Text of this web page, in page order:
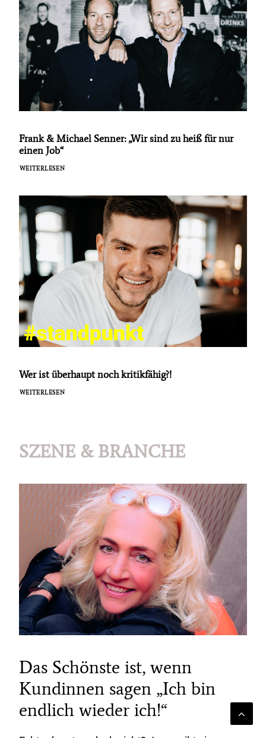
Frank & Michael Senner: „Wir sind zu heiß für nur
einen Job“
WEITERLESEN
Wer ist überhaupt noch kritikfähig?!
WEITERLESEN
SZENE & BRANCHE
Das Schönste ist, wenn
Kundinnen sagen „Ich bin
endlich wieder ich!“